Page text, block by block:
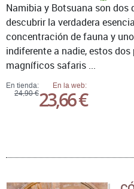
En tienda:
24,90 €
En la web:
23,66 €
Namibia y Botsuana son dos
descubrir la verdadera
concentración de fauna y
indiferente a nadie, estos
magníficos safaris ...